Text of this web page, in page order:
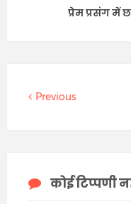
प्रेम प्रसंग में
Previous
कोई टिप्पणी